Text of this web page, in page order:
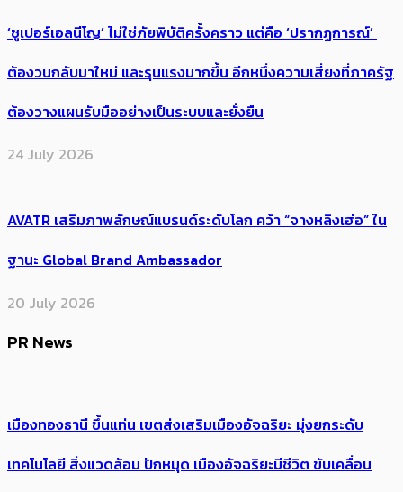
‘ซูเปอร์เอลนีโญ’ ไม่ใช่ภัยพิบัติครั้งคราว แต่คือ ‘ปรากฏการณ์’ ​
ต้อง​วนกลับมาใหม่ และรุนแรงมากขึ้น อีกหนึ่งความเสี่ยงที่ภาครัฐ
ต้องวางแผนรับมืออย่างเป็นระบบและยั่งยืน
24 July 2026
AVATR เสริมภาพลักษณ์แบรนด์ระดับโลก คว้า “จางหลิงเฮ่อ” ใน
ฐานะ Global Brand Ambassador
20 July 2026
PR News
เมืองทองธานี ขึ้นแท่น เขตส่งเสริมเมืองอัจฉริยะ มุ่งยกระดับ
เทคโนโลยี สิ่งแวดล้อม ปักหมุด เมืองอัจฉริยะมีชีวิต ขับเคลื่อน